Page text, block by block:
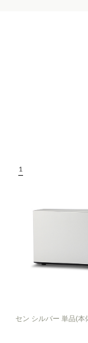
セン シルバー 単品(本